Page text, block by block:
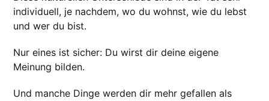
individuell, je nachdem, wo du wohnst, wie du lebst
und wer du bist.
Nur eines ist sicher: Du wirst dir deine eigene
Meinung bilden.
Und manche Dinge werden dir mehr gefallen als